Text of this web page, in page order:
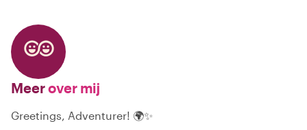
Meerover mij
Greetings, Adventurer! 🌍✨